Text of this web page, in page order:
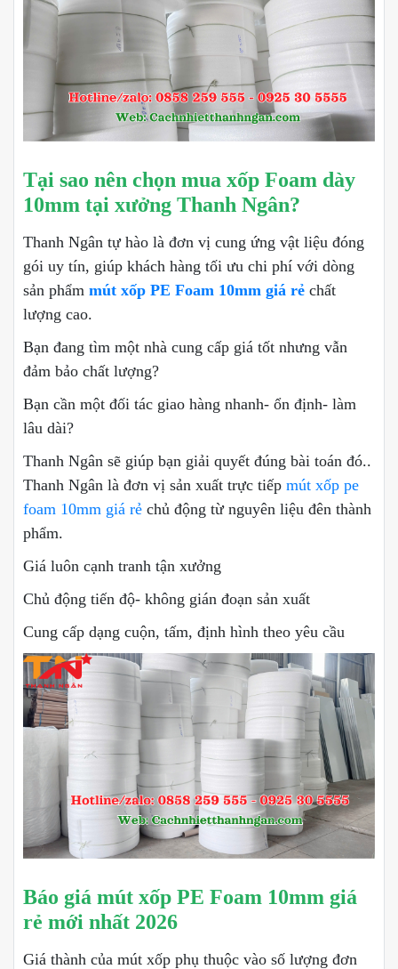
Tại sao nên chọn mua xốp Foam dày
10mm tại xưởng Thanh Ngân?
Thanh Ngân tự hào là đơn vị cung ứng vật liệu đóng
gói uy tín, giúp khách hàng tối ưu chi phí với dòng
sản phẩm mút xốp PE Foam 10mm giá rẻ chất
lượng cao.
Bạn đang tìm một nhà cung cấp giá tốt nhưng vẫn
đảm bảo chất lượng?
Bạn cần một đối tác giao hàng nhanh- ổn định- làm
lâu dài?
Thanh Ngân sẽ giúp bạn giải quyết đúng bài toán đó..
Thanh Ngân là đơn vị sản xuất trực tiếp mút xốp pe
foam 10mm giá rẻ chủ động từ nguyên liệu đên thành
phẩm.
Giá luôn cạnh tranh tận xưởng
Chủ động tiến độ- không gián đoạn sản xuất
Cung cấp dạng cuộn, tấm, định hình theo yêu cầu
Báo giá mút xốp PE Foam 10mm giá
rẻ mới nhất 2026
Giá thành của mút xốp phụ thuộc vào số lượng đơn